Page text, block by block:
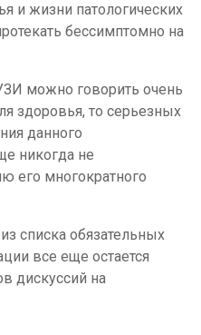
и жизни патологических
бессимптомно на
можно говорить очень
здоровья, то серьезных
данного
никогда не
его многократного
списка обязательных
все еще остается
дискуссий на